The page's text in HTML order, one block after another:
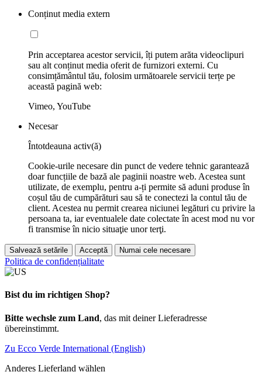
Conținut media extern
Prin acceptarea acestor servicii, îți putem arăta videoclipuri
sau alt conținut media oferit de furnizori externi. Cu
consimțământul tău, folosim următoarele servicii terțe pe
această pagină web:
Vimeo, YouTube
Necesar
Întotdeauna activ(ă)
Cookie-urile necesare din punct de vedere tehnic garantează
doar funcțiile de bază ale paginii noastre web. Acestea sunt
utilizate, de exemplu, pentru a-ți permite să aduni produse în
coșul tău de cumpărături sau să te conectezi la contul tău de
client. Acestea nu permit crearea niciunei legături cu privire la
persoana ta, iar eventualele date colectate în acest mod nu vor
fi transmise în nicio situaţie unor terţi.
Salvează setările Acceptă Numai cele necesare
Politica de confidențialitate
Bist du im richtigen Shop?
Bitte wechsle zum Land, das mit deiner Lieferadresse
übereinstimmt.
Zu Ecco Verde International (English)
Anderes Lieferland wählen